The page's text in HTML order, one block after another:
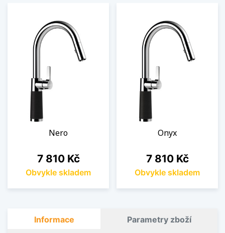
Nero
Cena
7 810 Kč
Obvykle skladem
Onyx
Cena
7 810 Kč
Obvykle skladem
Informace Parametry zboží